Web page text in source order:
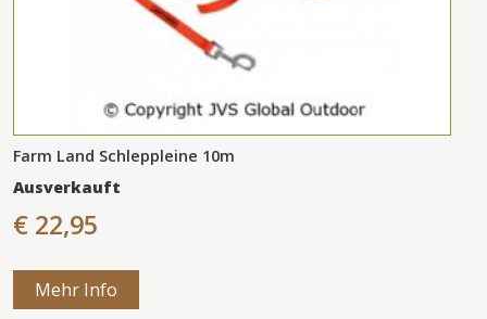
Farm Land Schleppleine 10m
Ausverkauft
€ 22,95
Mehr Info